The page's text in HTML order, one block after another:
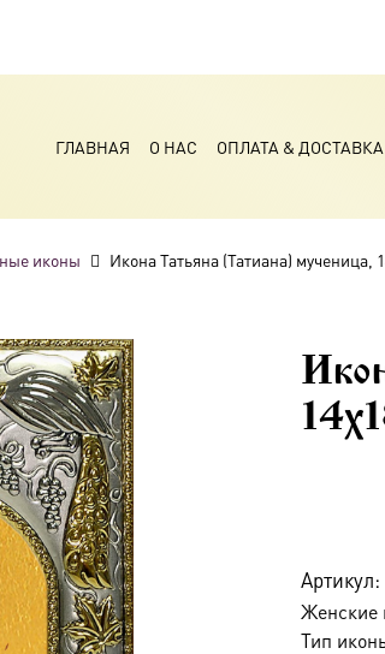
ГЛАВНАЯ О НАС ОПЛАТА & ДОСТАВКА
иконы Икона Татьяна (Татиана) мученица,
Артикул:
Женские
Тип